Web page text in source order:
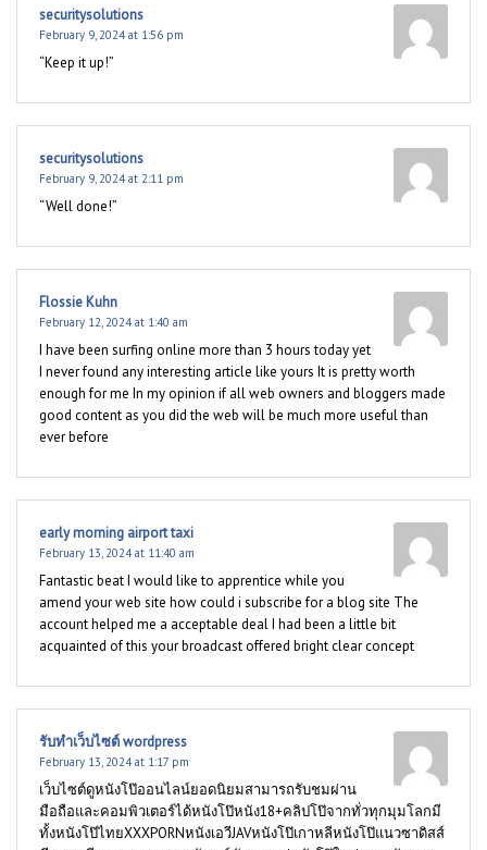
securitysolutions
February 9, 2024 at 1:56 pm
“Keep it up!”
securitysolutions
February 9, 2024 at 2:11 pm
“Well done!”
Flossie Kuhn
February 12, 2024 at 1:40 am
I have been surfing online more than 3 hours today yet
I never found any interesting article like yours It is pretty worth
enough for me In my opinion if all web owners and bloggers made
good content as you did the web will be much more useful than
ever before
early morning airport taxi
February 13, 2024 at 11:40 am
Fantastic beat I would like to apprentice while you
amend your web site how could i subscribe for a blog site The
account helped me a acceptable deal I had been a little bit
acquainted of this your broadcast offered bright clear concept
รับทำเว็บไซต์ wordpress
February 13, 2024 at 1:17 pm
เว็บไซต์ดูหนังโป๊ออนไลน์ยอดนิยมสามารถรับชมผ่าน
มือถือและคอมพิวเตอร์ได้หนังโป๊หนัง18+คลิปโป๊จากทั่วทุกมุมโลกมี
ทั้งหนังโป๊ไทยXXXPORNหนังเอวีJAVหนังโป๊เกาหลีหนังโป๊แนวซาดิสส์